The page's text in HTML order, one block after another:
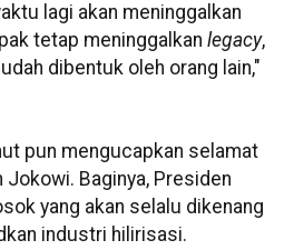
lagi akan meninggalkan
tetap meninggalkan legacy,
dibentuk oleh orang lain,"
pun mengucapkan selamat
Baginya, Presiden
yang akan selalu dikenang
industri hilirisasi.